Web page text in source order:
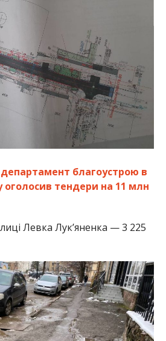
департамент благоустрою в
оголосив тендери на 11 млн
Левка Лук’яненка — 3 225